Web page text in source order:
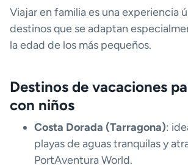
Viajar en familia es una experiencia
destinos que se adaptan
la edad de los más pequeños.
Destinos de vacaciones
con niños
Costa Dorada (Tarragona):
playas de aguas tranquilas y
PortAventura World.